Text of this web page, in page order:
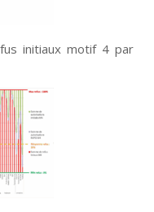
initiaux motif 4 par